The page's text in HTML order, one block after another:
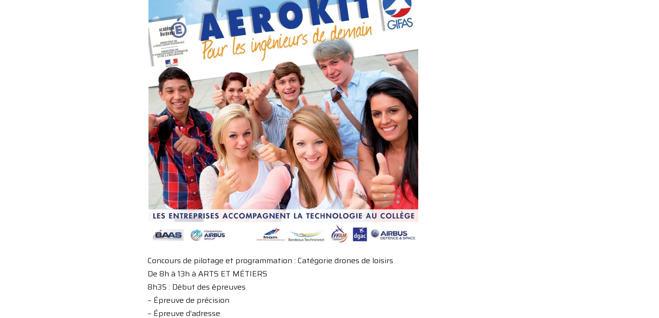
Concours de pilotage et programmation : Catégorie drones de loisirs
De 8h à 13h à ARTS ET MÉTIERS
8h35 : Début des épreuves
– Épreuve de précision
– Épreuve d’adresse